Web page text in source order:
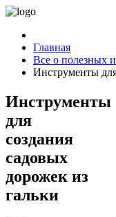
Главная
Все о полезных
Инструменты
Инструменты
для
создания
садовых
дорожек из
гальки